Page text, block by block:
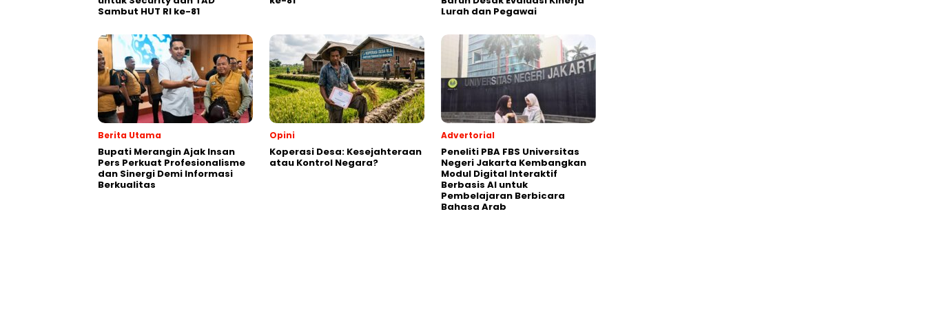
Sambut HUT RI ke-81
Lurah dan Pegawai
Berita Utama
Bupati Merangin Ajak Insan
Pers Perkuat Profesionalisme
dan Sinergi Demi Informasi
Berkualitas
Opini
Koperasi Desa: Kesejahteraan
atau Kontrol Negara?
Advertorial
Peneliti PBA FBS Universitas
Negeri Jakarta Kembangkan
Modul Digital Interaktif
Berbasis AI untuk
Pembelajaran Berbicara
Bahasa Arab